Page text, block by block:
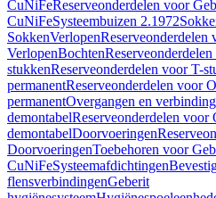
CuNiFeReserveonderdelen voor
CuNiFeSysteembuizen 2.1972
SokkenVerlopenReserveonderdelen
VerlopenBochten
stukkenReserveonderdelen voor T-
permanentReserveonderdelen voor
permanentOvergangen en
demontabelReserveonderdelen voor
demontabelDoorvoeringen
DoorvoeringenToebehoren voor
CuNiFeSysteemafdichtingen
flensverbindingenGeberit